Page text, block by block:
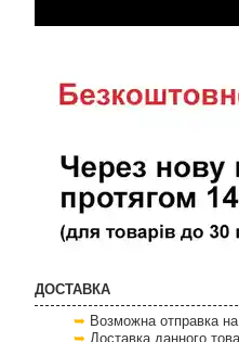
ДОСТАВКА
Возможна отправка